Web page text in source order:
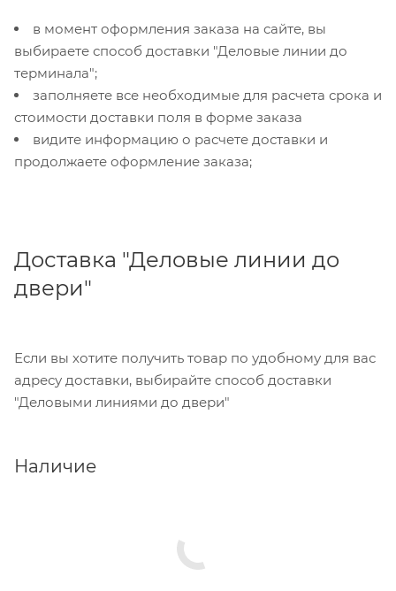
в момент оформления заказа на сайте, вы
выбираете способ доставки "Деловые линии до
терминала";
заполняете все необходимые для расчета срока и
стоимости доставки поля в форме заказа
видите информацию о расчете доставки и
продолжаете оформление заказа;
Доставка "Деловые линии до
двери"
Если вы хотите получить товар по удобному для вас
адресу доставки, выбирайте способ доставки
"Деловыми линиями до двери"
Наличие